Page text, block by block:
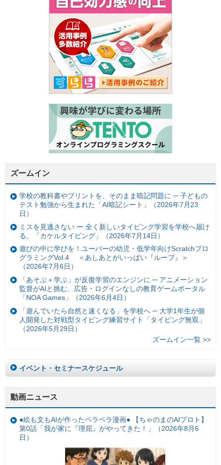
ズームイン
学校の教科書やプリントを、そのまま暗記問題に ─ 子どもの
テスト勉強から生まれた「AI暗記シート」（2026年7月23
日）
ミスを見逃さない ー 全く新しいタイピング学習を学校へ届け
る。「カケルタイピング」（2026年7月14日）
遊びの中に学びを！ユーバーの幼児・低学年向けScratchプロ
グラミングVol.4 ＜あしあとがいっぱい『ループ』＞
（2026年7月6日）
「あそぶ＋学ぶ」が反復学習のエンジンに ─ アニメーション
監督がAIと挑む、広告・ログインなしの教育ゲームポータル
「NOA Games」（2026年6月4日）
「遊んでいたら自然と速くなる」を学校へ ─ 大学1年生が個
人開発した対戦型タイピング練習サイト「タイピング無双」
（2026年5月29日）
ズームイン一覧 >>
イベント・セミナースケジュール
動画ニュース
●絵も文もAIが作ったペラペラ漫画● 【ちゃのまのAIプロト】
第0話「我が家に『理屈』がやってきた！」（2026年8月6
日）